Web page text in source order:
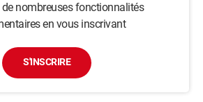
nombreuses fonctionnalités
en vous inscrivant
S'INSCRIRE